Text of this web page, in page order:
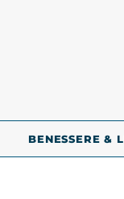
BENESSERE &